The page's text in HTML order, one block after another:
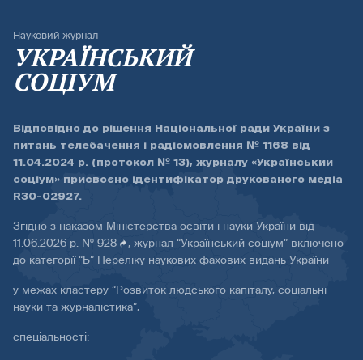
Науковий журнал
УКРАЇНСЬКИЙ
СОЦІУМ
Відповідно до рішення Національної ради України з
питань телебачення і радіомовлення № 1168 від
11.04.2024 р. (протокол № 13), журналу «Український
соціум» присвоєно ідентифікатор друкованого медіа
R30-02927.
Згідно з наказом Міністерства освіти і науки України від
11.06.2026 р. № 928
, журнал “Український соціум” включено
до категорії “Б” Переліку наукових фахових видань України
у межах кластеру “Розвиток людського капіталу, соціальні
науки та журналістика”,
спеціальності: